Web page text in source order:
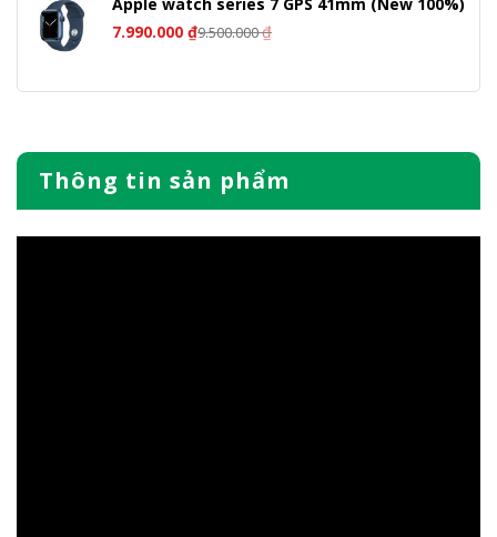
Thông tin sản phẩm
7.990.000 ₫9.500.000₫